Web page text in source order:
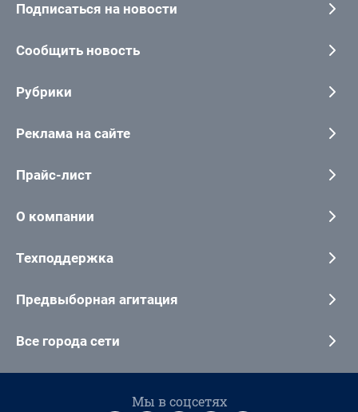
Подписаться на новости
Сообщить новость
Рубрики
Реклама на сайте
Прайс-лист
О компании
Техподдержка
Предвыборная агитация
Все города сети
Мы в соцсетях